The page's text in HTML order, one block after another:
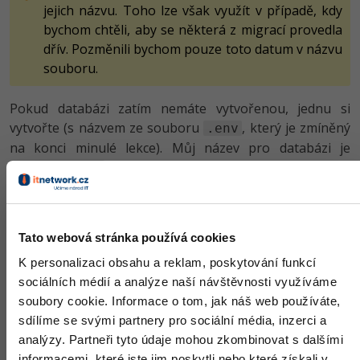
Tato webová stránka používá cookies
K personalizaci obsahu a reklam, poskytování funkcí
sociálních médií a analýze naší návštěvnosti využíváme
soubory cookie. Informace o tom, jak náš web používáte,
sdílíme se svými partnery pro sociální média, inzerci a
analýzy. Partneři tyto údaje mohou zkombinovat s dalšími
jejich názvu. Toho lze však využít v případě, kdy
bychom chtěli, aby se některá z migrací provedla
dřív. Pozměnili bychom pouze toto datum v názvu
souboru.
Pokud databázi zatím nemáte vytvořenou, jednu si
vytvořte (s názvem ze souboru
.env , který je zmíněný
na konci minulé lekce). Můj název pro databázi je
Nyní spustíme migraci přes příkaz php artisan
databázové tabulky, která si uchovává všechny spuštěné
migrace. Dále se samozřejmě vytvoří i tabulky uživatelů,
resetovaných hesel, článků a neúspěšných úloh: